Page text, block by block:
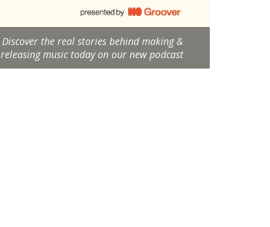
Discover the real stories behind making &
releasing music today on our new podcast